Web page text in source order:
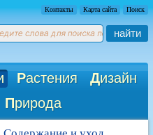
Контакты Карта сайта Поиск
найти
Растения Дизайн
Природа